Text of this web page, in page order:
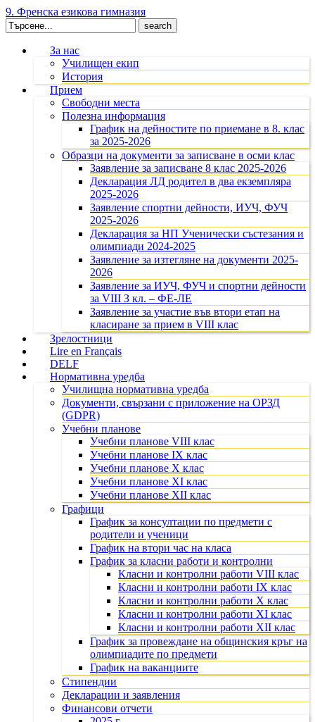
9. Френска езикова гимназия
Search
for:
За нас
Училищен екип
История
Прием
Свободни места
Полезна информация
График на дейностите по приемане в 8. клас
за 2025-2026
Образци на документи за записване в осми клас
Заявление за записване 8 клас 2025-2026
Декларация ЛД родител в два екземпляра
2025-2026
Заявление спортни дейности, ИУЧ, ФУЧ
2025-2026
Декларация за НП Ученически състезания и
олимпиади 2024-2025
Заявление за изтегляне на документи 2025-
2026
Заявление за ИУЧ, ФУЧ и спортни дейности
за VIII З кл. – ФЕ-ЛЕ
Заявление за участие във втори етап на
класиране за прием в VIII клас
Зрелостници
Lire en Français
DELF
Нормативна уредба
Училищна нормативна уредба
Документи, свързани с приложение на ОРЗД
(GDPR)
Учебни планове
Учебни планове VIII клас
Учебни планове IX клас
Учебни планове X клас
Учебни планове XI клас
Учебни планове XII клас
Графици
График за консултации по предмети с
родители и ученици
График на втори час на класа
График за класни работи и контролни
Класни и контролни работи VIII клас
Класни и контролни работи IX клас
Класни и контролни работи X клас
Класни и контролни работи XI клас
Класни и контролни работи XII клас
График за провеждане на общинския кръг на
олимпиадите по предмети
График на ваканциите
Стипендии
Декларации и заявления
Финансови отчети